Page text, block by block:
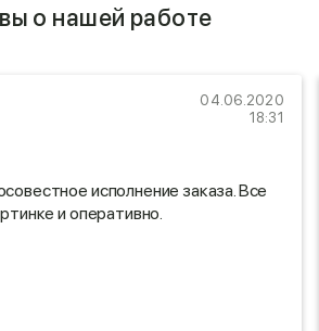
о нашей работе
04.06.2020
18:31
исполнение заказа. Все
и оперативно.